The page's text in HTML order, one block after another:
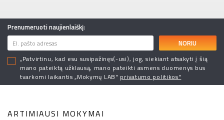
Prenumeruoti naujienlaiškį:
NORIU
„Patvirtinu, kad esu susipažinęs(-usi), jog, siekiant atsakyti į šią
mano pateiktą užklausą, mano pateikti asmens duomenys bus
tvarkomi laikantis „Mokymų LAB" privatumo politikos"
ARTIMIAUSI MOKYMAI